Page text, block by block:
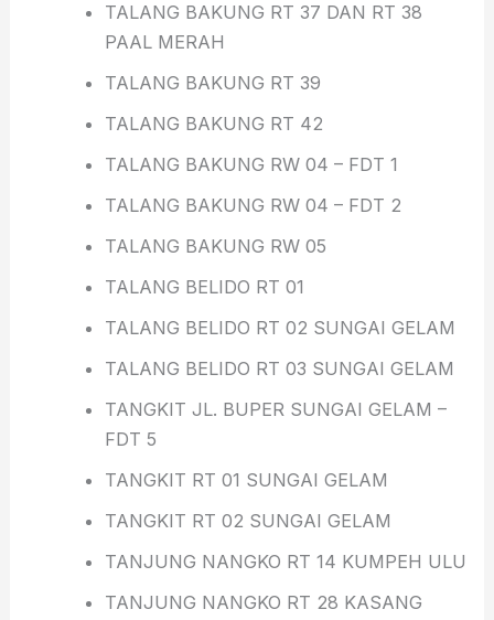
TALANG BAKUNG RT 37 DAN RT 38
PAAL MERAH
TALANG BAKUNG RT 39
TALANG BAKUNG RT 42
TALANG BAKUNG RW 04 – FDT 1
TALANG BAKUNG RW 04 – FDT 2
TALANG BAKUNG RW 05
TALANG BELIDO RT 01
TALANG BELIDO RT 02 SUNGAI GELAM
TALANG BELIDO RT 03 SUNGAI GELAM
TANGKIT JL. BUPER SUNGAI GELAM –
FDT 5
TANGKIT RT 01 SUNGAI GELAM
TANGKIT RT 02 SUNGAI GELAM
TANJUNG NANGKO RT 14 KUMPEH ULU
TANJUNG NANGKO RT 28 KASANG